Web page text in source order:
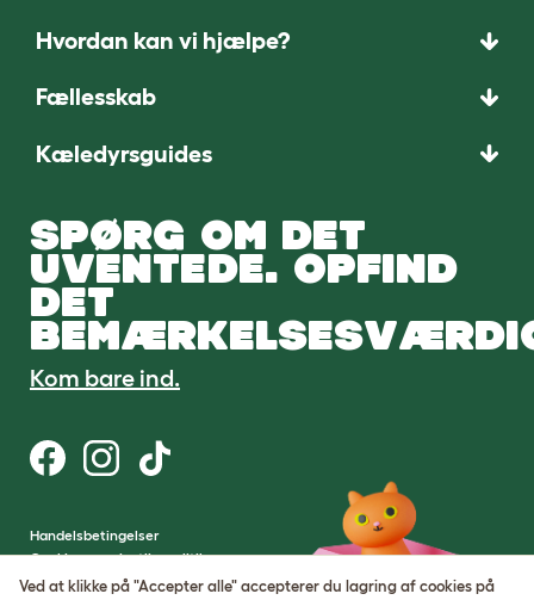
Hvordan kan vi hjælpe?
Fællesskab
Kæledyrsguides
SPØRG OM DET
UVENTEDE. OPFIND
DET
Kom bare ind.
Handelsbetingelser
Cookie- og privatlivspolitik
Cookie Settings
Ved at klikke på "Accepter alle" accepterer du lagring af cookies på